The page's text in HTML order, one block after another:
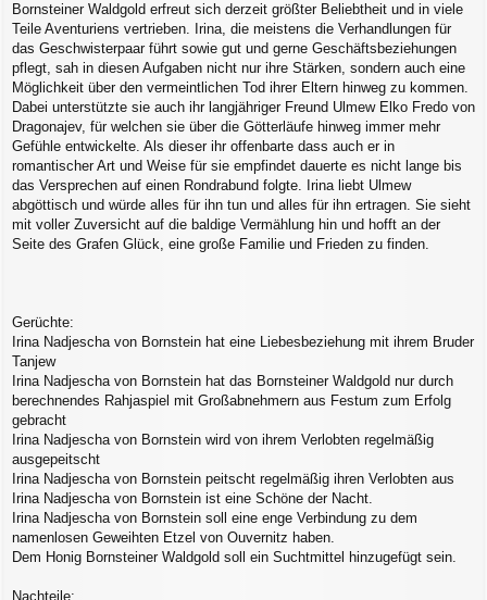
Bornsteiner Waldgold erfreut sich derzeit größter Beliebtheit und in viele
Teile Aventuriens vertrieben. Irina, die meistens die Verhandlungen für
das Geschwisterpaar führt sowie gut und gerne Geschäftsbeziehungen
pflegt, sah in diesen Aufgaben nicht nur ihre Stärken, sondern auch eine
Möglichkeit über den vermeintlichen Tod ihrer Eltern hinweg zu kommen.
Dabei unterstützte sie auch ihr langjähriger Freund Ulmew Elko Fredo von
Dragonajev, für welchen sie über die Götterläufe hinweg immer mehr
Gefühle entwickelte. Als dieser ihr offenbarte dass auch er in
romantischer Art und Weise für sie empfindet dauerte es nicht lange bis
das Versprechen auf einen Rondrabund folgte. Irina liebt Ulmew
abgöttisch und würde alles für ihn tun und alles für ihn ertragen. Sie sieht
mit voller Zuversicht auf die baldige Vermählung hin und hofft an der
Seite des Grafen Glück, eine große Familie und Frieden zu finden.
Gerüchte:
Irina Nadjescha von Bornstein hat eine Liebesbeziehung mit ihrem Bruder
Tanjew
Irina Nadjescha von Bornstein hat das Bornsteiner Waldgold nur durch
berechnendes Rahjaspiel mit Großabnehmern aus Festum zum Erfolg
gebracht
Irina Nadjescha von Bornstein wird von ihrem Verlobten regelmäßig
ausgepeitscht
Irina Nadjescha von Bornstein peitscht regelmäßig ihren Verlobten aus
Irina Nadjescha von Bornstein ist eine Schöne der Nacht.
Irina Nadjescha von Bornstein soll eine enge Verbindung zu dem
namenlosen Geweihten Etzel von Ouvernitz haben.
Dem Honig Bornsteiner Waldgold soll ein Suchtmittel hinzugefügt sein.
Nachteile: